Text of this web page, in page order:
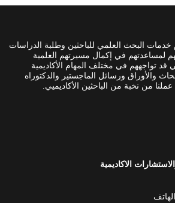
البحث العلمي للباحثين وطلبة الدراسات
لمساعدتهم في إكمال مسيرتهم العلمية
قد تواجههم في مختلف المهام الأكاديمية
والأوراق ورسائل الماجستير والدكتوراه
من نخبة من الباحثين الأكاديميي.
الاكاديمية